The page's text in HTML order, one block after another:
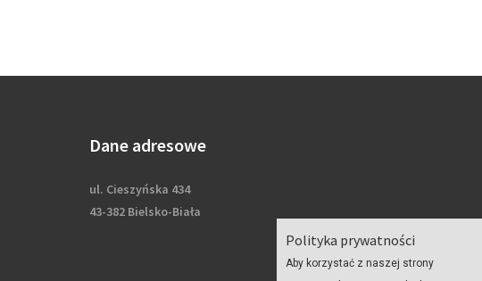
Polityka prywatności
Aby korzystać z naszej strony
Dane adresowe
ul. Cieszyńska 434
43-382 Bielsko-Biała